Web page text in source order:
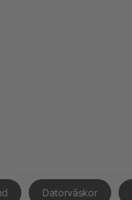
Datorväskor